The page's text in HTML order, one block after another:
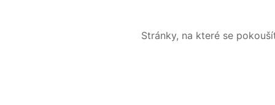
Stránky, na které se